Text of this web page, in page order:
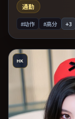
通勤
#动作 #高分 +3
HK